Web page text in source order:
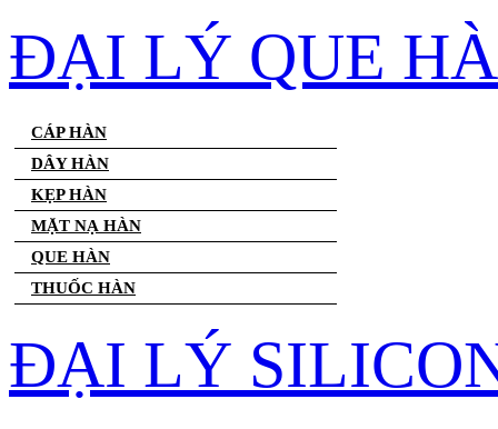
ĐẠI LÝ QUE
CÁP HÀN
DÂY HÀN
KẸP HÀN
MẶT NẠ HÀN
QUE HÀN
THUỐC HÀN
ĐẠI LÝ